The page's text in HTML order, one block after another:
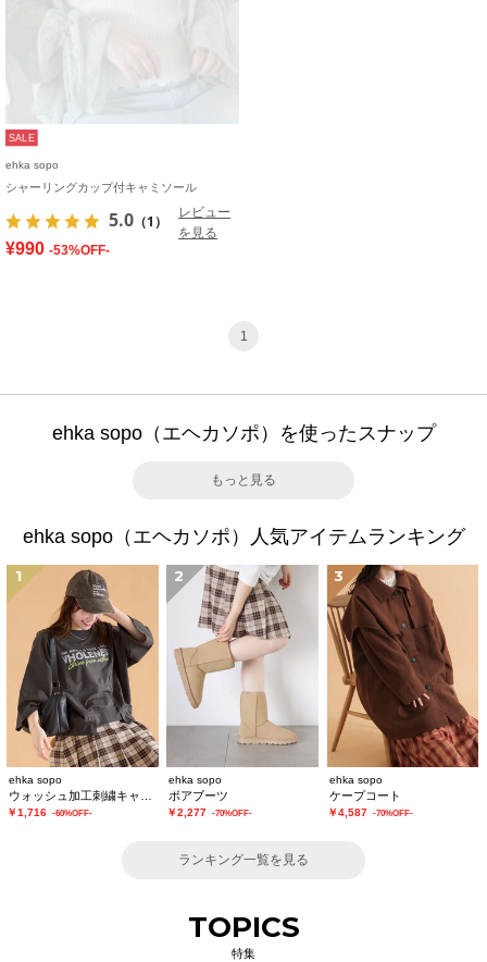
SALE
ehka sopo
シャーリングカップ付キャミソール
5.0 （1）
レビュー
を見る
¥990 -53%OFF-
1
ehka sopo（エヘカソポ）を使ったスナップ
もっと見る
ehka sopo（エヘカソポ）人気アイテムランキング
1
ehka sopo
￥1,716 -60%OFF-
2
ehka sopo
ボアブーツ
￥2,277 -70%OFF-
3
ehka sopo
ケープコート
￥4,587 -70%OFF-
ランキング一覧を見る
TOPICS
特集